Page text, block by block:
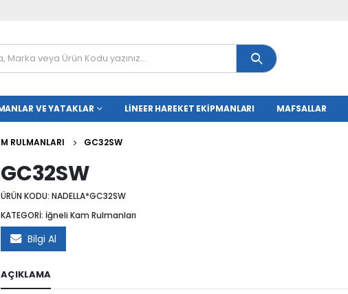
VE YATAKLAR LINEER HAREKET EKIPMANLARI MAFSALLAR
RULMANLARI GC32SW
GC32SW
ÜRÜN KODU:NADELLA*GC32SW
KATEGORİ: İğneli Kam Rulmanları
Bilgi Al
AÇIKLAMA